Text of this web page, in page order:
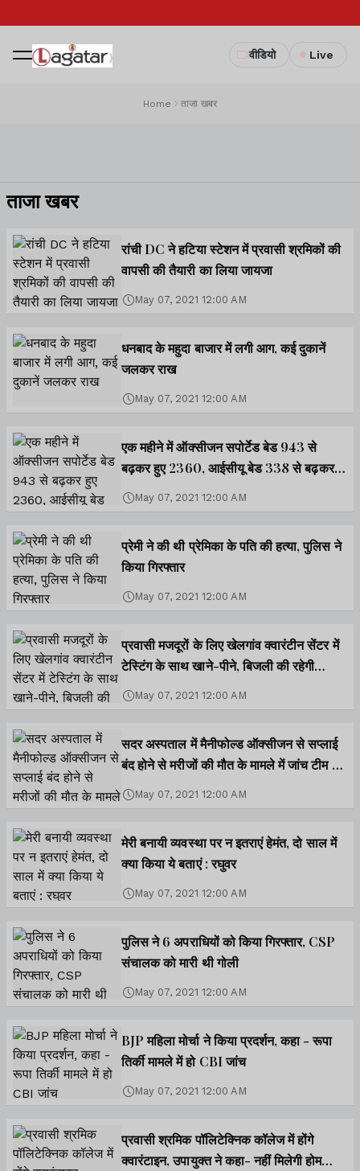
वीडियो Live
Home ताजा खबर
ताजा खबर
रांची DC ने हटिया स्टेशन में प्रवासी श्रमिकों की
वापसी की तैयारी का लिया जायजा
May 07, 2021 12:00 AM
धनबाद के महुदा बाजार में लगी आग, कई दुकानें
जलकर राख
May 07, 2021 12:00 AM
एक महीने में ऑक्सीजन सपोर्टेड बेड 943 से
बढ़कर हुए 2360, आईसीयू बेड 338 से बढ़कर
हुए 810
May 07, 2021 12:00 AM
प्रेमी ने की थी प्रेमिका के पति की हत्या, पुलिस ने
किया गिरफ्तार
May 07, 2021 12:00 AM
प्रवासी मजदूरों के लिए खेलगांव क्वारंटीन सेंटर में
टेस्टिंग के साथ खाने-पीने, बिजली की रहेगी
व्यवस्था
May 07, 2021 12:00 AM
सदर अस्पताल में मैनीफोल्ड ऑक्सीजन से सप्लाई
बंद होने से मरीजों की मौत के मामले में जांच टीम का
गठन
May 07, 2021 12:00 AM
मेरी बनायी व्यवस्था पर न इतराएं हेमंत, दो साल में
क्या किया ये बताएं : रघुवर
May 07, 2021 12:00 AM
पुलिस ने 6 अपराधियों को किया गिरफ्तार, CSP
संचालक को मारी थी गोली
May 07, 2021 12:00 AM
BJP महिला मोर्चा ने किया प्रदर्शन, कहा - रूपा
तिर्की मामले में हो CBI जांच
May 07, 2021 12:00 AM
प्रवासी श्रमिक पॉलिटेक्निक कॉलेज में होंगे
क्वारंटाइन, उपायुक्त ने कहा- नहीं मिलेगी होम